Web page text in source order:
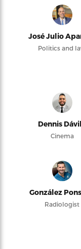
José Julio
Politics and
Dennis
Cinema
González
Radiologist